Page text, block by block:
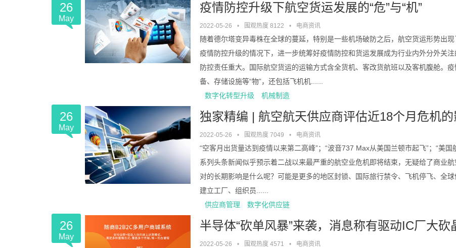
26
May
疫情防控升级下航空货运发展的“危”与“机”
2022-05-26 • 围观热度 8122 • 电商资讯
随着德尔塔变异毒株在全球的蔓延，特别是一些机场破防之后，航空货运形势出
疫情防控升级的情况下，进一步统筹好疫情防控和货运发展成为行业内外分外关
防控责任重大。国际航空货运的运输方式含全货机、客改货航班以及客机腹舱。
备、存储设施等“物”，还包括飞机机......
数字化转型升级
机械制造
26
May
独家精编 | 航空航天供应商评估近18个月危机的
2022-05-26 • 围观热度 7049 • 电商资讯
“空客月出货量达到疫情以来第二高峰”；“波音737 Max从美国兰顿市起飞”；“美
系列头条新闻似乎预示着二战以来最严重的航空业危机即将结束，无疑给了商业
对的长期影响是什么呢？可能是更多的地区封锁、国际旅行禁令、飞机停飞、全
建立工厂、组织员......
供应商管理
数字化供应链
26
May
半导体“砍单风暴”来袭，消息称有驱动IC厂大
2022-05-26 • 围观热度 4571 • 电商资讯